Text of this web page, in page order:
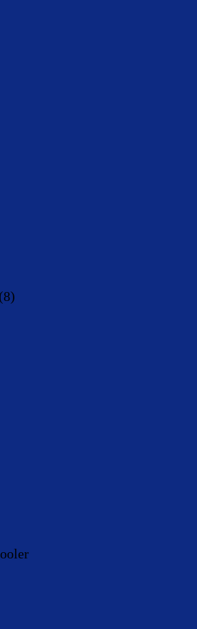
(8)